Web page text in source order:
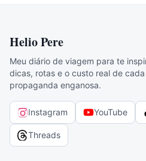
Helio Pere
Meu diário de viagem para te
dicas, rotas e o custo real de
propaganda enganosa.
Instagram YouTube
Threads